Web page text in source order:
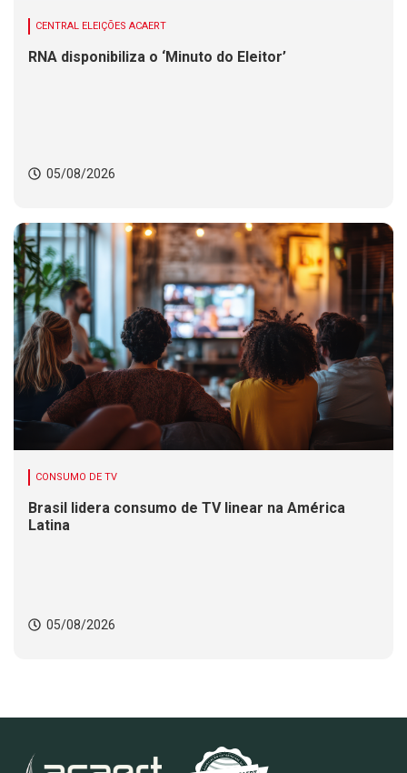
CENTRAL ELEIÇÕES ACAERT
RNA disponibiliza o ‘Minuto do Eleitor’
05/08/2026
CONSUMO DE TV
Brasil lidera consumo de TV linear na América
Latina
05/08/2026